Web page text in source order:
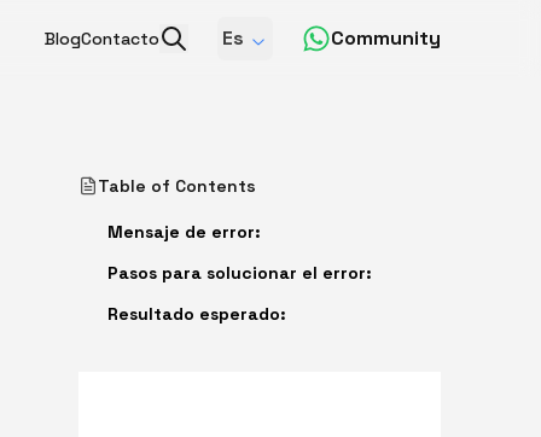
BlogContacto Es Community
Table of Contents
Mensaje de error:
Pasos para solucionar el error:
Resultado esperado: